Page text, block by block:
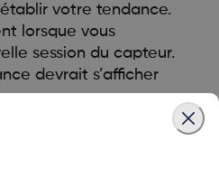
votre tendance.
lorsque vous
session du capteur.
devrait s’afficher